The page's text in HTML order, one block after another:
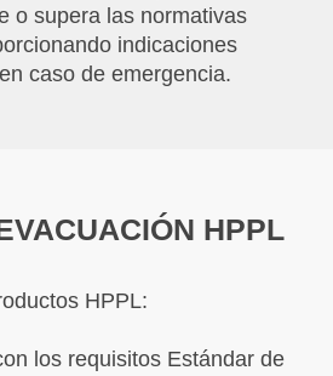
o supera las normativas
indicaciones
caso de emergencia.
HPPL
HPPL:
los requisitos Estándar de